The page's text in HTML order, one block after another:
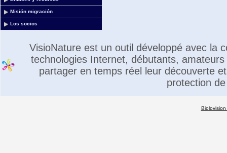
Misión migración
Los socios
VisioNature est un outil développé avec la
technologies Internet, débutants,
partager en temps réel leur découverte
protection
Biolovision